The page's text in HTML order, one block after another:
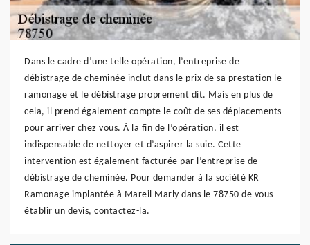
Dans le cadre d’une telle opération, l’entreprise de
débistrage de cheminée inclut dans le prix de sa prestation le
ramonage et le débistrage proprement dit. Mais en plus de
cela, il prend également compte le coût de ses déplacements
pour arriver chez vous. À la fin de l’opération, il est
indispensable de nettoyer et d’aspirer la suie. Cette
intervention est également facturée par l’entreprise de
débistrage de cheminée. Pour demander à la société KR
Ramonage implantée à Mareil Marly dans le 78750 de vous
établir un devis, contactez-la.